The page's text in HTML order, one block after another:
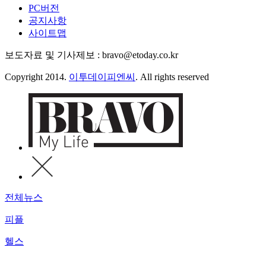
PC버전
공지사항
사이트맵
보도자료 및 기사제보 : bravo@etoday.co.kr
Copyright 2014. 이투데이피엔씨 . All rights reserved
전체뉴스
피플
헬스